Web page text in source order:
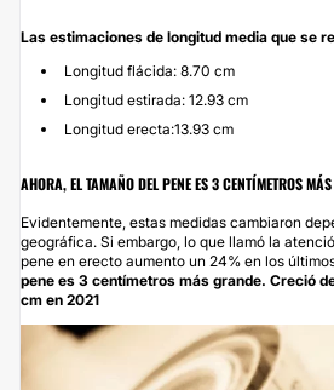
Las estimaciones de longitud media que se
Longitud flácida: 8.70 cm
Longitud estirada: 12.93 cm
Longitud erecta:13.93 cm
AHORA, EL TAMAÑO DEL PENE ES 3 CENTÍMETROS
Evidentemente, estas medidas cambiaron
geográfica. Si embargo, lo que llamó la
pene en erecto aumento un 24% en los
pene es 3 centímetros más grande. Creció
cm en 2021